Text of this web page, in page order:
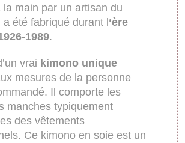
la main par un artisan du
été fabriqué durant l ‘ère
1989.
vrai kimono unique
mesures de la personne
Il comporte les
manches typiquement
des vêtements
Ce kimono en soie est un